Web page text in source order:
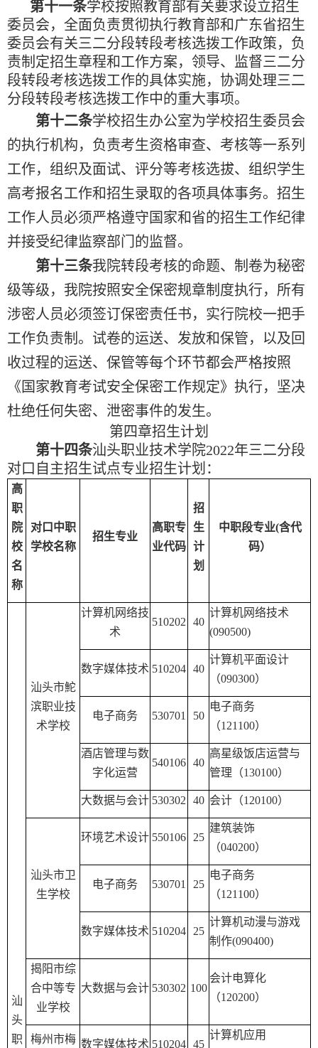
第十一条学校按照教育部有关要求设立招生
委员会，全面负责贯彻执行教育部和广东省招生
委员会有关三二分段转段考核选拨工作政策，负
责制定招生章程和工作方案，领导、监督三二分
段转段考核选拨工作的具体实施，协调处理三二
分段转段考核选拨工作中的重大事项。
第十二条学校招生办公室为学校招生委员会
的执行机构，负责考生资格审查、考核等一系列
工作，组织及面试、评分等考核选拔、组织学生
高考报名工作和招生录取的各项具体事务。招生
工作人员必须严格遵守国家和省的招生工作纪律
并接受纪律监察部门的监督。
第十三条我院转段考核的命题、制 卷为秘密
级等级，我院按照安全保密规章制 度执行，所有
涉密人员必须签订保密责任书，实行院校一把手
工作负责制。试卷的运送、发放和保管，以及 回
收过程的运送、保管等每个环节都会严格按照
《国家教育考试安全保密工作规定》执行， 坚决
杜绝任何失密、泄密事件的发生。
第四章招生计划
第十四条汕头职业技术学院2022年三二分段
对口自主招生试点专业招生计划：
高
职
院
校
名
称
对口中职
学校名称
招生专业
高职专
业代码
招
生
计
划
中职段专业(含代
码）
汕
头
职
汕头市鮀
滨职业技
术学校
计算机网络技
术
510202 40
计算机网络技术
(090500)
数字媒体技术 510204 40
计算机平面设计
（090300）
电子商务 530701 50
电子商务
（121100）
酒店管理与数
字化运营
540106 40
高星级饭店运营与
管理（130100）
大数据与会计 530302 40 会计（120100）
汕头市卫
生学校
环境艺术设计 550106 25
建筑装饰
（040200）
电子商务 530701 25
电子商务
（121100）
数字媒体技术 510204 25
计算机动漫与游戏
制作(090400)
揭阳市综
合中等专
业学校
大数据与会计 530302 100
会计电算化
（120200）
梅州市梅 数字媒体技术 510204 45
计算机应用